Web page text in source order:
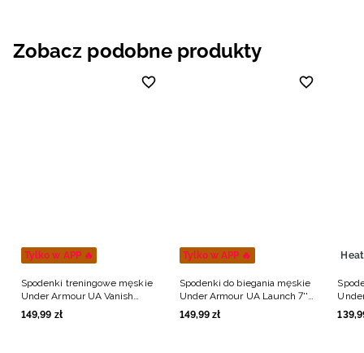
Zobacz podobne produkty
Tylko w APP 🔥
Spodenki treningowe męskie
Under Armour UA Vanish
Woven 6in Shorts - szare
149,99 zł
Tylko w APP 🔥
Spodenki do biegania męskie
Under Armour UA Launch 7''
Shorts - szare
149,99 zł
Lng
139,